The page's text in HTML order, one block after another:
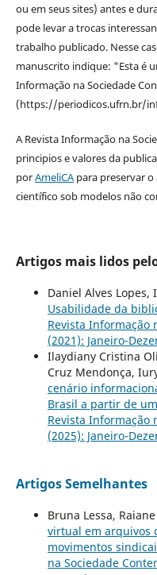
ou em seus sites) antes e
pode levar a trocas
trabalho publicado. Nesse
manuscrito indique: "Esta é
Informação na Sociedade
(https://periodicos.ufrn.br/
A Revista Informação na
principios e valores da
porAmeliCApara preservar o
científico sob modelos não
Artigos mais lidos
Daniel Alves
Usabilidade da
Revista Informação
(2021): Janeiro-
Ilaydiany Cristina
Cruz Mendonça,
cenário
Brasil a partir de
Revista Informação
(2025): Janeiro-
Artigos Semelhantes
Bruna Lessa,
virtual em arquivos
movimentos
na Sociedade